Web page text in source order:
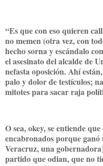
“Es que con eso quieren
no memen (otra vez, con
hecho sorna y escándalo
el asesinato del alcalde de
nefasta oposición. Ahí
palo y dolor de testículos;
mitotes para sacar raja
O sea, okey, se entiende
encabronados porque
Veracruz, una
partido que odian, que no